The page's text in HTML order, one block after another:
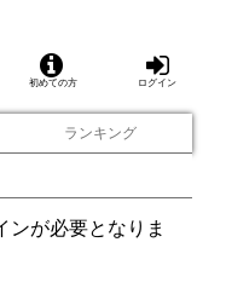
初めての方 ログイン
ランキング
ンが必要となりま